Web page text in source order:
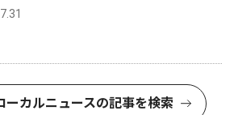
ーカルニュースの記事を検索